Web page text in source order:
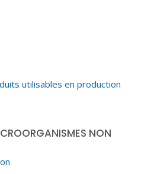
utilisables en production
NON